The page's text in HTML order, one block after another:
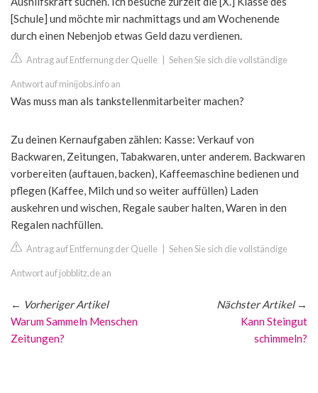
[Schule] und möchte mir nachmittags und am Wochenende
durch einen Nebenjob etwas Geld dazu verdienen.
Antrag auf Entfernung der Quelle Sehen Sie sich die vollständige
Antwort auf minijobs.info an
Was muss man als tankstellenmitarbeiter machen?
Zu deinen Kernaufgaben zählen: Kasse: Verkauf von
Backwaren, Zeitungen, Tabakwaren, unter anderem. Backwaren
vorbereiten (auftauen, backen), Kaffeemaschine bedienen und
pflegen (Kaffee, Milch und so weiter auffüllen) Laden
auskehren und wischen, Regale sauber halten, Waren in den
Regalen nachfüllen.
Antrag auf Entfernung der Quelle Sehen Sie sich die vollständige
Antwort auf jobblitz.de an
← Vorheriger Artikel
Warum Sammeln Menschen
Zeitungen?
Nächster Artikel→
Kann Steingut
schimmeln?